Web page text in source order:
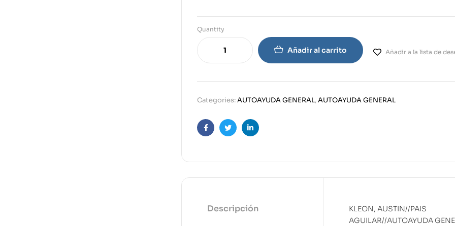
Quantity
Añadir al carrito Añadir a la lista de
Categories:AUTOAYUDA GENERAL,AUTOAYUDA GENERAL
FacebookTwitterLinkedin
Descripción
KLEON, AUSTIN//PAIS
AGUILAR//AUTOAYUDA